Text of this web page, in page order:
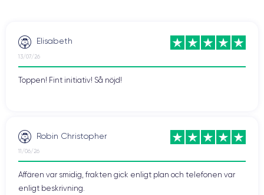
Elisabeth
13/07/26
Toppen! Fint initiativ! Så nöjd!
Robin Christopher
11/06/26
Affären var smidig, frakten gick enligt plan och telefonen var
enligt beskrivning.